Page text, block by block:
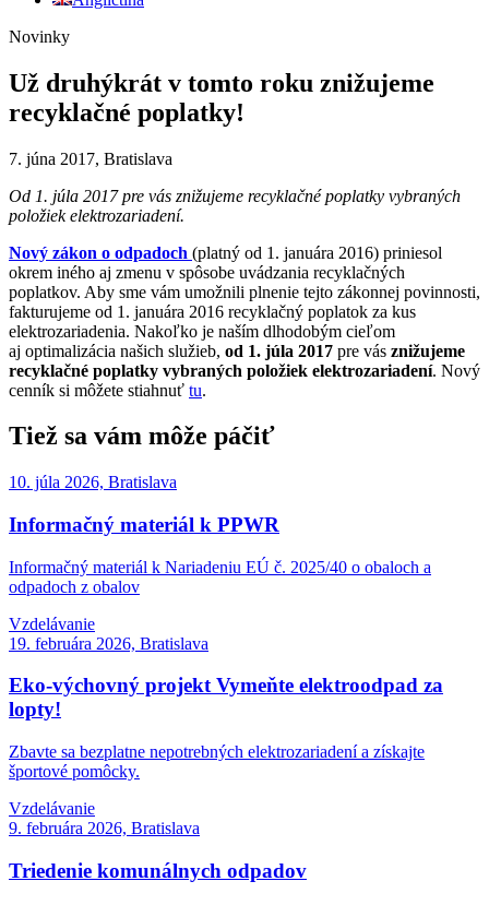
Novinky
Už druhýkrát v tomto roku znižujeme
recyklačné poplatky!
7. júna 2017, Bratislava
Od 1. júla 2017 pre vás znižujeme recyklačné poplatky vybraných
položiek elektrozariadení.
Nový zákon o odpadoch (platný od 1. januára 2016) priniesol
okrem iného aj zmenu v spôsobe uvádzania recyklačných
poplatkov. Aby sme vám umožnili plnenie tejto zákonnej povinnosti,
fakturujeme od 1. januára 2016 recyklačný poplatok za kus
elektrozariadenia. Nakoľko je naším dlhodobým cieľom
aj optimalizácia našich služieb, od 1. júla 2017 pre vás znižujeme
recyklačné poplatky vybraných položiek elektrozariadení. Nový
cenník si môžete stiahnuť tu.
Tiež sa vám môže páčiť
10. júla 2026, Bratislava
Informačný materiál k PPWR
Informačný materiál k Nariadeniu EÚ č. 2025/40 o obaloch a
odpadoch z obalov
Vzdelávanie
19. februára 2026, Bratislava
Eko-výchovný projekt Vymeňte elektroodpad za
lopty!
Zbavte sa bezplatne nepotrebných elektrozariadení a získajte
športové pomôcky.
Vzdelávanie
9. februára 2026, Bratislava
Triedenie komunálnych odpadov